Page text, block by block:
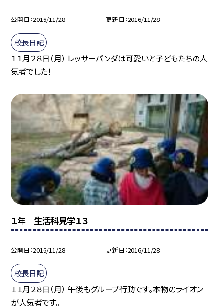
公開日 2016/11/28 更新日 2016/11/28
校長日記
１１月２８日（月） レッサーパンダは可愛いと子どもたちの人
気者でした！
１年 生活科見学１３
公開日 2016/11/28 更新日 2016/11/28
校長日記
１１月２８日（月） 午後もグループ行動です。本物のライオン
が人気者です。